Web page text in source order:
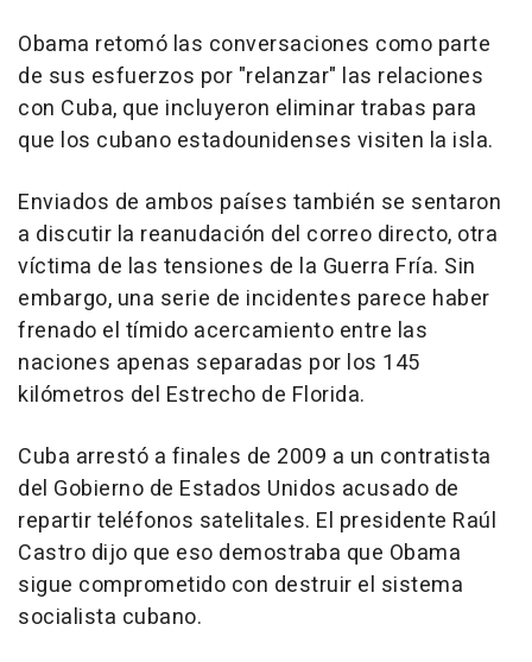
Obama retomó las conversaciones como parte
de sus esfuerzos por "relanzar" las relaciones
con Cuba, que incluyeron eliminar trabas para
que los cubano estadounidenses visiten la isla.
Enviados de ambos países también se sentaron
a discutir la reanudación del correo directo, otra
víctima de las tensiones de la Guerra Fría. Sin
embargo, una serie de incidentes parece haber
frenado el tímido acercamiento entre las
naciones apenas separadas por los 145
kilómetros del Estrecho de Florida.
Cuba arrestó a finales de 2009 a un contratista
del Gobierno de Estados Unidos acusado de
repartir teléfonos satelitales. El presidente Raúl
Castro dijo que eso demostraba que Obama
sigue comprometido con destruir el sistema
socialista cubano.